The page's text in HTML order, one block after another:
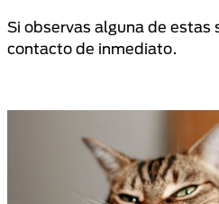
Si observas alguna de
contacto de inmediato.